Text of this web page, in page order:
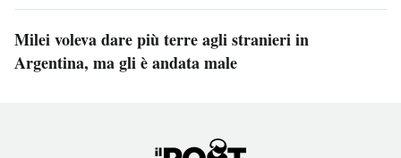
Milei voleva dare più terre agli stranieri in
Argentina, ma gli è andata male